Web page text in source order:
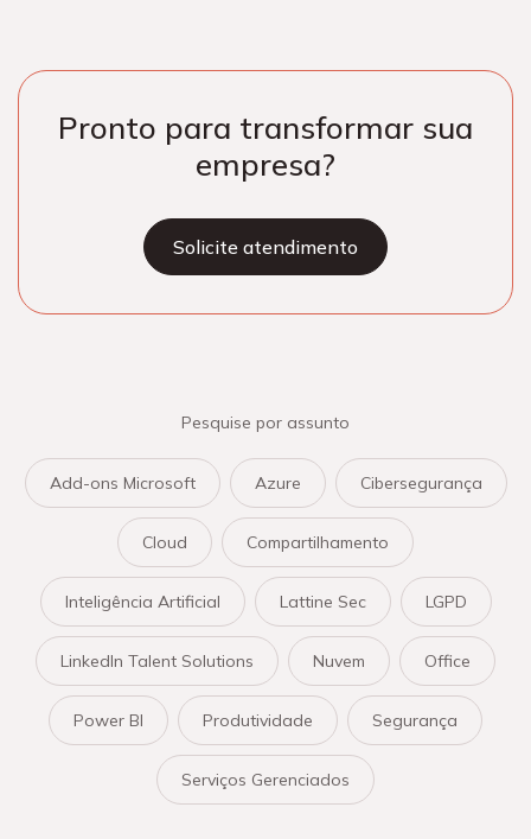
Pronto para transformar sua
empresa?
Solicite atendimento
Pesquise por assunto
Add-ons Microsoft Azure Cibersegurança
Cloud Compartilhamento
Inteligência Artificial Lattine Sec LGPD
LinkedIn Talent Solutions Nuvem Office
Power BI Produtividade Segurança
Serviços Gerenciados